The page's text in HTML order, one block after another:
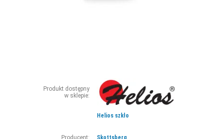
Produkt dostępny
w sklepie:
Helios szkło
Producent: Skottsberg